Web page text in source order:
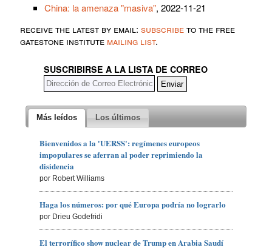
China: la amenaza "masiva", 2022-11-21
receive the latest by email: subscribeto the free
gatestone institute mailing list.
SUSCRIBIRSE A LA LISTA DE CORREO
Más leídos Los últimos
Bienvenidos a la 'UERSS': regímenes europeos
impopulares se aferran al poder reprimiendo la
disidencia
por Robert Williams
Haga los números: por qué Europa podría no lograrlo
por Drieu Godefridi
El terrorífico show nuclear de Trump en Arabia Saudí